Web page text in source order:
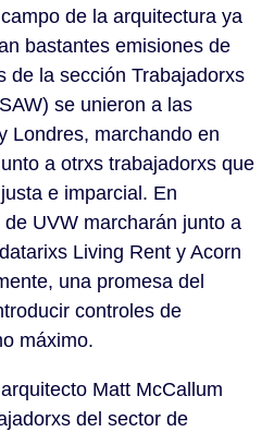
de la arquitectura ya
bastantes emisiones de
de la sección Trabajadorxs
se unieron a las
Londres, marchando en
a otrxs trabajadorxs que
e imparcial. En
UVW marcharán junto a
Living Rent y Acorn
una promesa del
controles de
máximo.
Matt McCallum
del sector de